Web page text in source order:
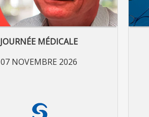
JOURNÉE MÉDICALE
07 NOVEMBRE 2026